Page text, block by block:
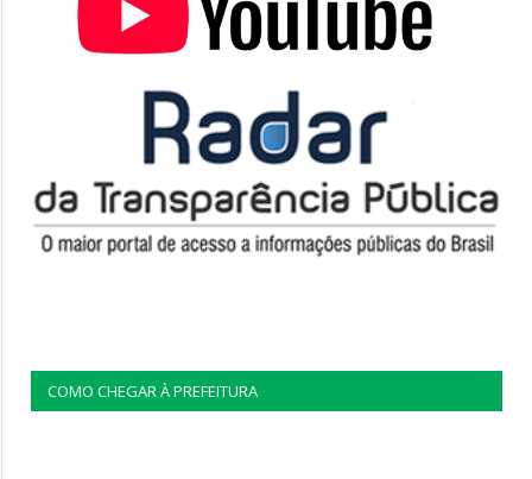
COMO CHEGAR À PREFEITURA